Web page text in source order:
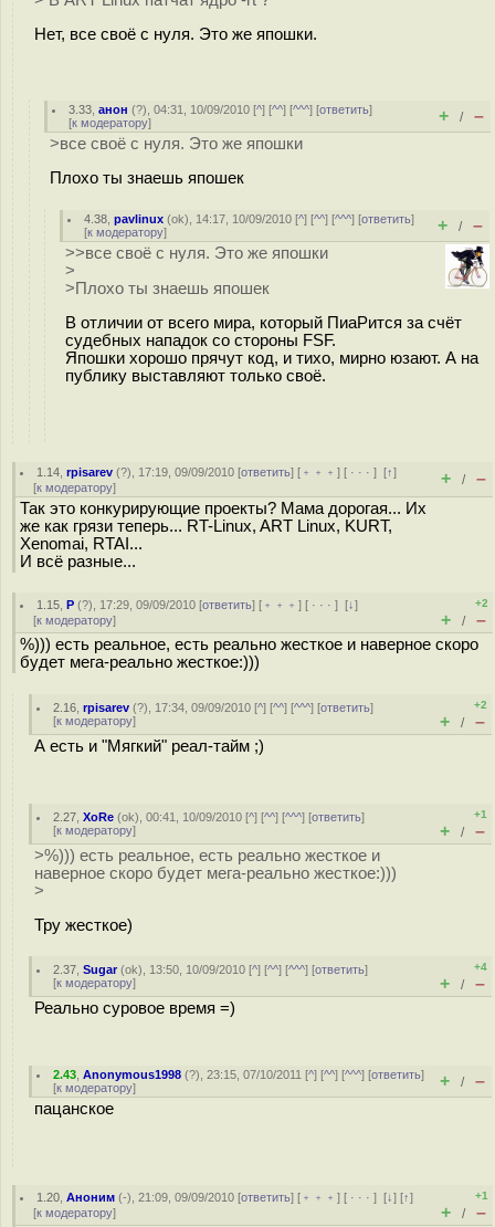
Нет, все своё с нуля. Это же япошки.
3.33 ,анон (?), 04:31, 10/09/2010 [^] [^^] [^^^] [ответить]
[к модератору] + / –
>все своё с нуля. Это же япошки
Плохо ты знаешь япошек
4.38 ,pavlinux (ok), 14:17, 10/09/2010 [^] [^^] [^^^] [ответить]
[к модератору] + / –
>>все своё с нуля. Это же япошки
>
>Плохо ты знаешь япошек
В отличии от всего мира, который ПиаРится за счёт
судебных нападок со стороны FSF.
Япошки хорошо прячут код, и тихо, мирно юзают. А на
публику выставляют только своё.
1.14 ,rpisarev (?), 17:19, 09/09/2010 [ответить] [ ﹢﹢﹢] [ · · ·][↑]
[к модератору] + / –
Так это конкурирующие проекты? Мама дорогая... Их
же как грязи теперь... RT-Linux, ART Linux, KURT,
Xenomai, RTAI...
И всё разные...
1.15 ,Р (?), 17:29, 09/09/2010 [ответить] [ ﹢﹢﹢] [ · · ·][↓]
[к модератору]
+2
+ / –
%))) есть реальное, есть реально жесткое и наверное скоро
будет мега-реально жесткое:)))
2.16 ,rpisarev (?), 17:34, 09/09/2010 [^] [^^] [^^^] [ответить]
[к модератору]
+2
+ / –
А есть и "Мягкий" реал-тайм ;)
2.27 ,XoRe (ok), 00:41, 10/09/2010 [^] [^^] [^^^] [ответить]
[к модератору]
+1
+ / –
>%))) есть реальное, есть реально жесткое и
наверное скоро будет мега-реально жесткое:)))
>
Тру жесткое)
2.37 ,Sugar(ok), 13:50, 10/09/2010 [^] [^^] [^^^] [ответить]
[к модератору]
+4
+ / –
Реально суровое время =)
2.43 ,Anonymous1998 (?), 23:15, 07/10/2011 [^] [^^] [^^^] [ответить]
[к модератору] + / –
пацанское
1.20 ,Аноним (-), 21:09, 09/09/2010 [ответить] [ ﹢﹢﹢] [ · · ·][↓] [↑]
[к модератору]
+1
+ / –